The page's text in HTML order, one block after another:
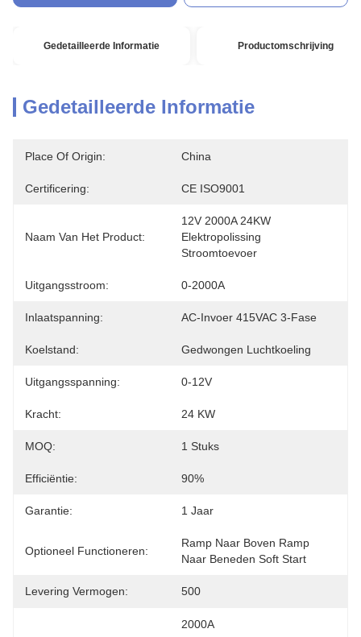
Gedetailleerde Informatie Productomschrijving
Gedetailleerde Informatie
Place Of Origin: China
Certificering: CE ISO9001
Naam Van Het Product:
12V 2000A 24KW
Elektropolissing
Stroomtoevoer
Uitgangsstroom: 0-2000A
Inlaatspanning: AC-Invoer 415VAC 3-Fase
Koelstand: Gedwongen Luchtkoeling
Uitgangsspanning: 0-12V
Kracht: 24 KW
MOQ: 1 Stuks
Efficiëntie: 90%
Garantie: 1 Jaar
Optioneel Functioneren:
Ramp Naar Boven Ramp
Naar Beneden Soft Start
Levering Vermogen: 500
2000A